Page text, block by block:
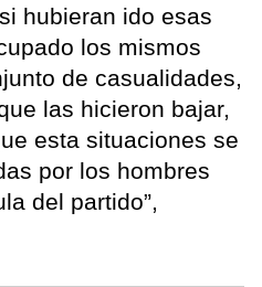
hubieran ido esas
los mismos
de casualidades,
las hicieron bajar,
esta situaciones se
por los hombres
del partido”,